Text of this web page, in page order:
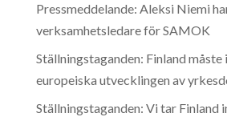
Pressmeddelande: Aleksi Niemi
verksamhetsledare för SAMOK
Ställningstaganden: Finland måste
europeiska utvecklingen av
Ställningstaganden: Vi tar Finland